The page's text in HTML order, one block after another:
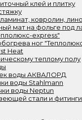
клей и плитку
ковролин,
мат на фольге под
express"
ног
Heat
теплому полу
воды АКВАЛОРД
воды Stahlmann
воды Neptun
стали и